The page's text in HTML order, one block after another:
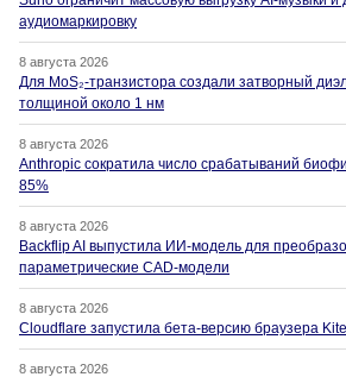
аудиомаркировку
8 августа 2026
Для MoS₂-транзистора создали затворный
толщиной около 1 нм
8 августа 2026
Anthropic сократила число срабатываний
85%
8 августа 2026
Backflip AI выпустила ИИ-модель для
параметрические CAD-модели
8 августа 2026
Cloudflare запустила бета-версию браузера
8 августа 2026